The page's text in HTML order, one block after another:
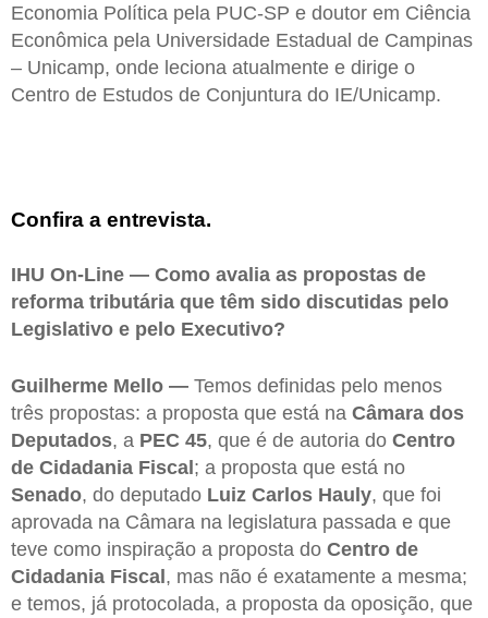
Economia Política pela PUC-SP e doutor em Ciência
Econômica pela Universidade Estadual de Campinas
– Unicamp, onde leciona atualmente e dirige o
Centro de Estudos de Conjuntura do IE/Unicamp.
Confira a entrevista.
IHU On-Line — Como avalia as propostas de
reforma tributária que têm sido discutidas pelo
Legislativo e pelo Executivo?
Guilherme Mello — Temos definidas pelo menos
três propostas: a proposta que está na Câmara dos
Deputados, a PEC 45, que é de autoria do Centro
de Cidadania Fiscal; a proposta que está no
Senado, do deputado Luiz Carlos Hauly, que foi
aprovada na Câmara na legislatura passada e que
teve como inspiração a proposta do Centro de
Cidadania Fiscal, mas não é exatamente a mesma;
e temos, já protocolada, a proposta da oposição, que